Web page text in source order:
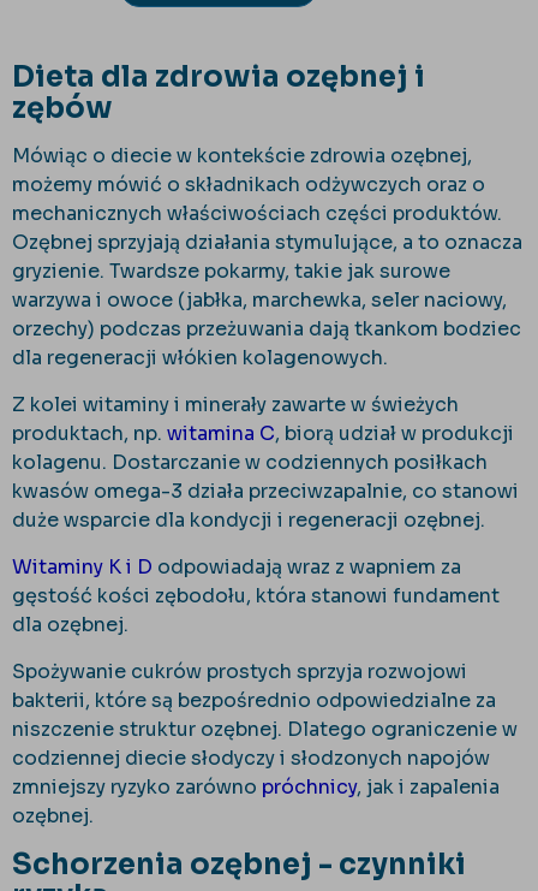
Dieta dla zdrowia ozębnej i
zębów
Mówiąc o diecie w kontekście zdrowia ozębnej,
możemy mówić o składnikach odżywczych oraz o
mechanicznych właściwościach części produktów.
Ozębnej sprzyjają działania stymulujące, a to oznacza
gryzienie. Twardsze pokarmy, takie jak surowe
warzywa i owoce (jabłka, marchewka, seler naciowy,
orzechy) podczas przeżuwania dają tkankom bodziec
dla regeneracji włókien kolagenowych.
Z kolei witaminy i minerały zawarte w świeżych
produktach, np. witamina C, biorą udział w produkcji
kolagenu. Dostarczanie w codziennych posiłkach
kwasów omega-3 działa przeciwzapalnie, co stanowi
duże wsparcie dla kondycji i regeneracji ozębnej.
Witaminy K i D odpowiadają wraz z wapniem za
gęstość kości zębodołu, która stanowi fundament
dla ozębnej.
Spożywanie cukrów prostych sprzyja rozwojowi
bakterii, które są bezpośrednio odpowiedzialne za
niszczenie struktur ozębnej. Dlatego ograniczenie w
codziennej diecie słodyczy i słodzonych napojów
zmniejszy ryzyko zarówno próchnicy, jak i zapalenia
ozębnej.
Schorzenia ozębnej - czynniki